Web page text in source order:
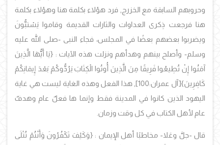
وحروبهم السابقة مع الخزرج, فرد هؤلاء بكلمة هنا وهؤلاء بكلمة
هنا فرجعت ذِكرى العداوات والثارات القديمة وقاموا يَسْتبُّونَ
ويضربوا بعضهم بعضًا في المجلس، فجاء النبى -صلى الله عليه
وسلم- وأصلح بينهم وهدأهم ونزلت هذه الآيات : {يَا أَيُّهَا الَّذِينَ
آمَنُوا إِنْ تُطِيعُوا فَرِيقًا مِنَ الَّذِينَ أُوتُوا الْكِتَابَ يَرُدُّوكُمْ بَعْدَ إِيمَانِكُمْ
كَافِرِينَ}[آل عمران:100], هذا الفعل وهذه الغاية ليست هي غاية
اليهود الذين كانوا في المدينة فقط وإنما ها فعلٌ عام وهدفٌ
عام لأهل الكتاب في كل وقت وزمان.
قال -جلَّ وعَلا- مخاطبًا أهل الإيمان :{وَكَيْفَ تَكْفُرُونَ وَأَنْتُمْ تُتْلَى